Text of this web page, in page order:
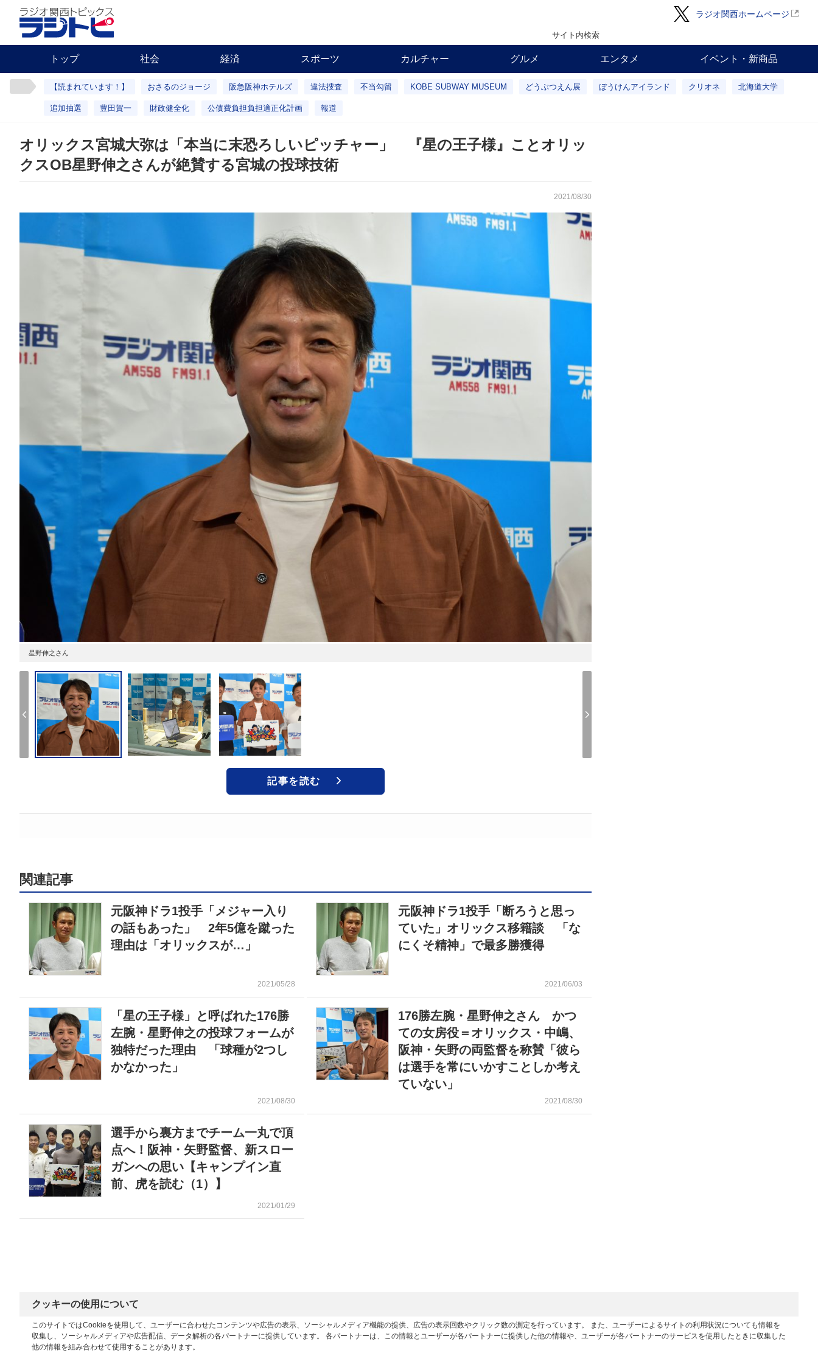
ラジオ関西ホームページ
サイト内検索
トップ 社会 経済 スポーツ カルチャー グルメ エンタメ イベント・新商品
【読まれています！】 おさるのジョージ 阪急阪神ホテルズ 違法捜査 不当勾留 KOBE SUBWAY MUSEUM どうぶつえん展 ぼうけんアイランド クリオネ 北海道大学
追加抽選 豊田賀一 財政健全化 公債費負担負担適正化計画 報道
オリックス宮城大弥は「本当に末恐ろしいピッチャー」 『星の王子様』ことオリッ
クスOB星野伸之さんが絶賛する宮城の投球技術
2021/08/30
星野伸之さん
記事を読む
関連記事
元阪神ドラ1投手「メジャー入り
の話もあった」 2年5億を蹴った
理由は「オリックスが…」
2021/05/28
元阪神ドラ1投手「断ろうと思っ
ていた」オリックス移籍談 「な
にくそ精神」で最多勝獲得
2021/06/03
「星の王子様」と呼ばれた176勝
左腕・星野伸之の投球フォームが
独特だった理由 「球種が2つし
かなかった」
2021/08/30
176勝左腕・星野伸之さん かつ
ての女房役＝オリックス・中嶋、
阪神・矢野の両監督を称賛「彼ら
は選手を常にいかすことしか考え
ていない」
2021/08/30
選手から裏方までチーム一丸で頂
点へ！阪神・矢野監督、新スロー
ガンへの思い【キャンプイン直
前、虎を読む（1）】
2021/01/29
クッキーの使用について
このサイトではCookieを使用して、ユーザーに合わせたコンテンツや広告の表示、ソーシャルメディア機能の提供、広告の表示回数やクリック数の測定を行っています。 また、ユーザーによるサイトの利用状況についても情報を
収集し、ソーシャルメディアや広告配信、データ解析の各パートナーに提供しています。 各パートナーは、この情報とユーザーが各パートナーに提供した他の情報や、ユーザーが各パートナーのサービスを使用したときに収集した
他の情報を組み合わせて使用することがあります。